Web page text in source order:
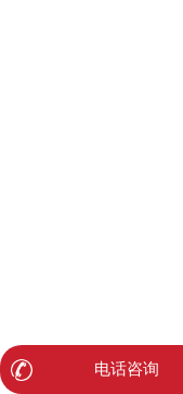
电话咨询